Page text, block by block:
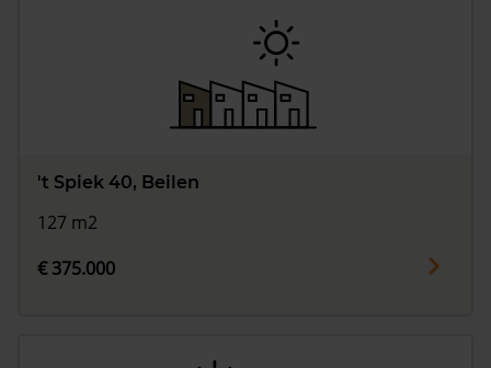
't Spiek 40, Beilen
127 m2
€ 375.000